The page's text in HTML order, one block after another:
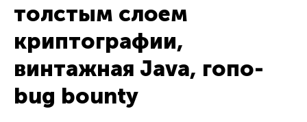
толстым слоем
криптографии,
винтажная Java, гопо-
bug bounty